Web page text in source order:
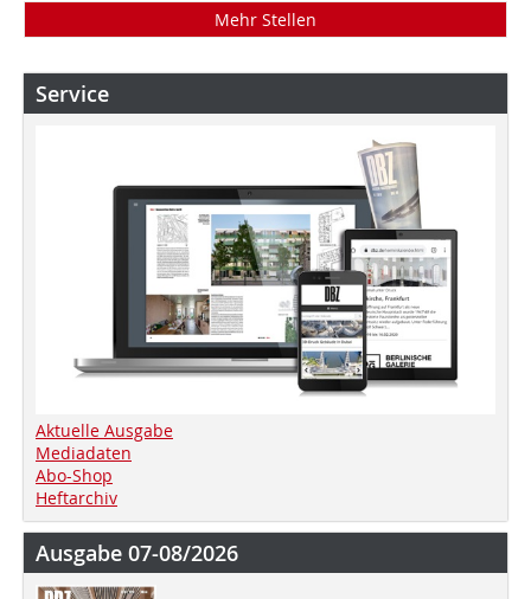
Mehr Stellen
Service
Aktuelle Ausgabe
Mediadaten
Abo-Shop
Heftarchiv
Ausgabe 07-08/2026